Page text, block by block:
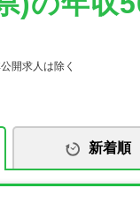
開求人は除く
新着順